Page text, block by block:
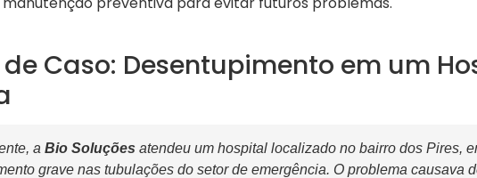
de Caso: Desentupimento em um
a Bio Soluções atendeu um hospital localizado no bairro dos Pires,
grave nas tubulações do setor de emergência. O problema causava